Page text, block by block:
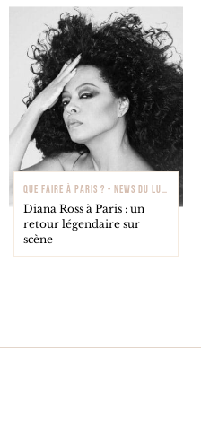
QUE FAIRE À PARIS ? - NEWS DU LUXE
Diana Ross à Paris : un
retour légendaire sur
scène